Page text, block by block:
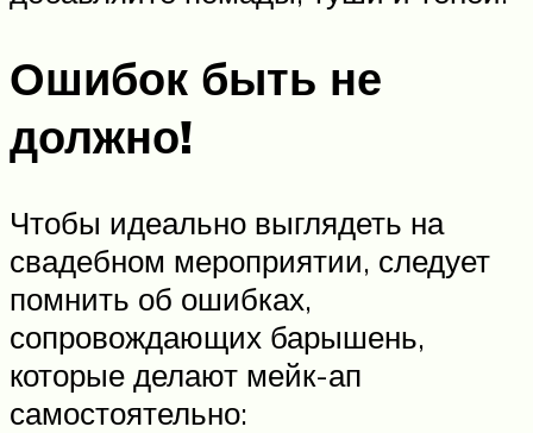
Ошибок быть не
должно!
Чтобы идеально выглядеть на
свадебном мероприятии, следует
помнить об ошибках,
сопровождающих барышень,
которые делают мейк-ап
самостоятельно: